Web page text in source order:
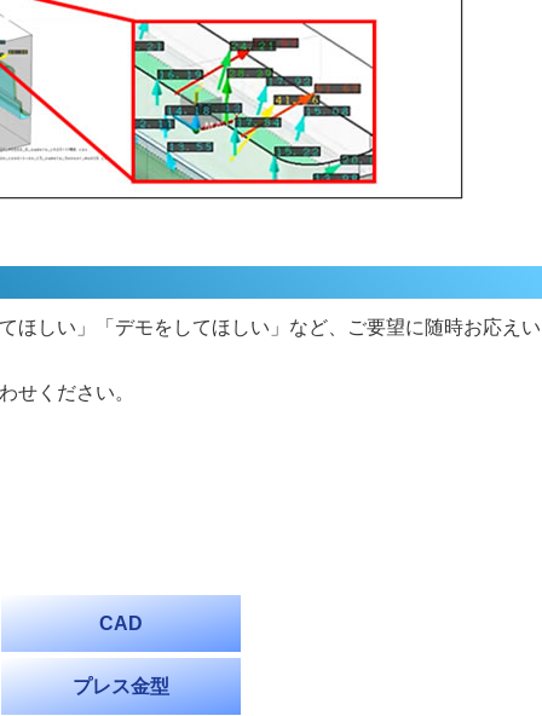
ほしい」「デモをしてほしい」など、ご要望に随時お応えい
せください。
CAD
プレス金型